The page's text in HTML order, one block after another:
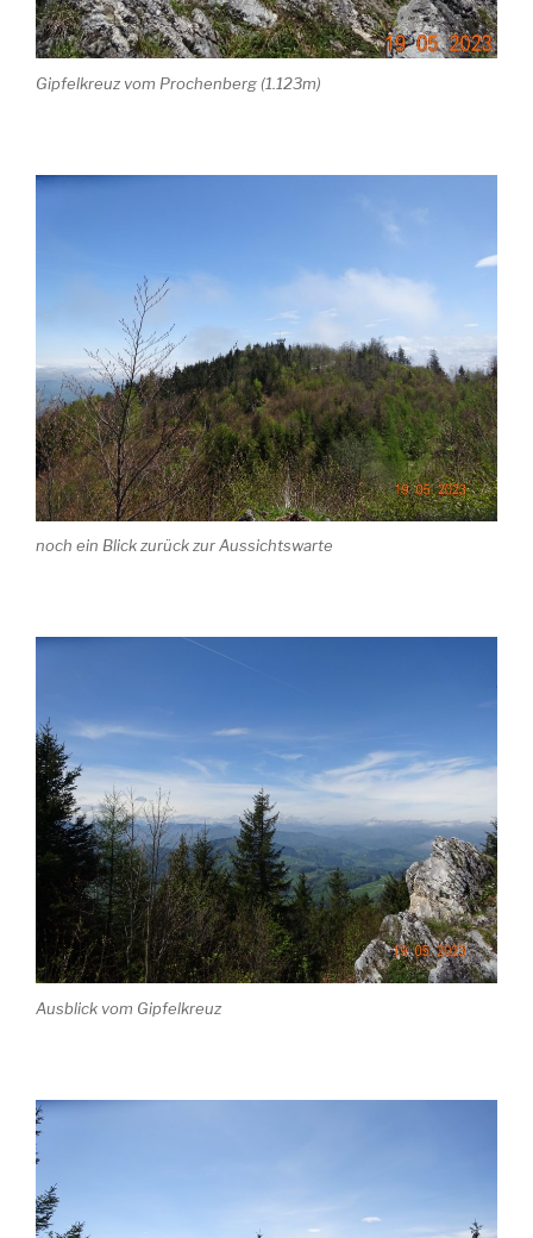
Gipfelkreuz vom Prochenberg (1.123m)
noch ein Blick zurück zur Aussichtswarte
Ausblick vom Gipfelkreuz